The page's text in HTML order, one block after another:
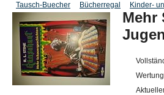
Tausch-Buecher Bücherregal Kinder-
Mehr
Wertung